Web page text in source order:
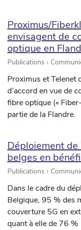
Proximus/
envisagent de
optique en
Publications ›
Proximus et Telenet
d’accord en vue de
fibre optique («
partie de la Flandre.
Déploiement de
belges en
Publications ›
Dans le cadre du
Belgique, 95 % des
couverture 5G en
quant à elle de 76 %